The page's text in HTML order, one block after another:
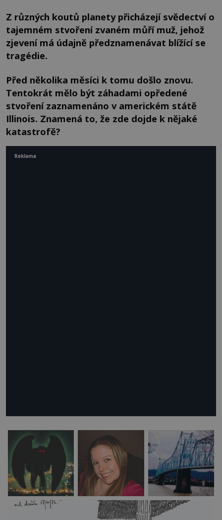
Z různých koutů planety přicházejí svědectví o
tajemném stvoření zvaném můří muž, jehož
zjevení má údajně předznamenávat blížící se
tragédie.
Před několika měsíci k tomu došlo znovu.
Tentokrát mělo být záhadami opředené
stvoření zaznamenáno v americkém státě
Illinois. Znamená to, že zde dojde k nějaké
katastrofě?
Reklama